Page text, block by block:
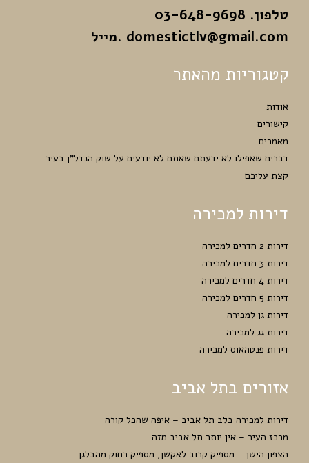
טלפון. 03-648-9698
domestictlv@gmail.com .מייל
קטגוריות מהאתר
אודות
קישורים
מאמרים
דברים שאפילו לא ידעתם שאתם לא יודעים על שוק הנדל”ן בעיר
קצת עליכם
דירות למכירה
דירות 2 חדרים למכירה
דירות 3 חדרים למכירה
דירות 4 חדרים למכירה
דירות 5 חדרים למכירה
דירות גן למכירה
דירות גג למכירה
דירות פנטהאוס למכירה
אזורים בתל אביב
דירות למכירה בלב תל אביב – איפה שהכל קורה
מרכז העיר – אין יותר תל אביב מזה
הצפון הישן – מספיק קרוב לאקשן, מספיק רחוק מהבלגן